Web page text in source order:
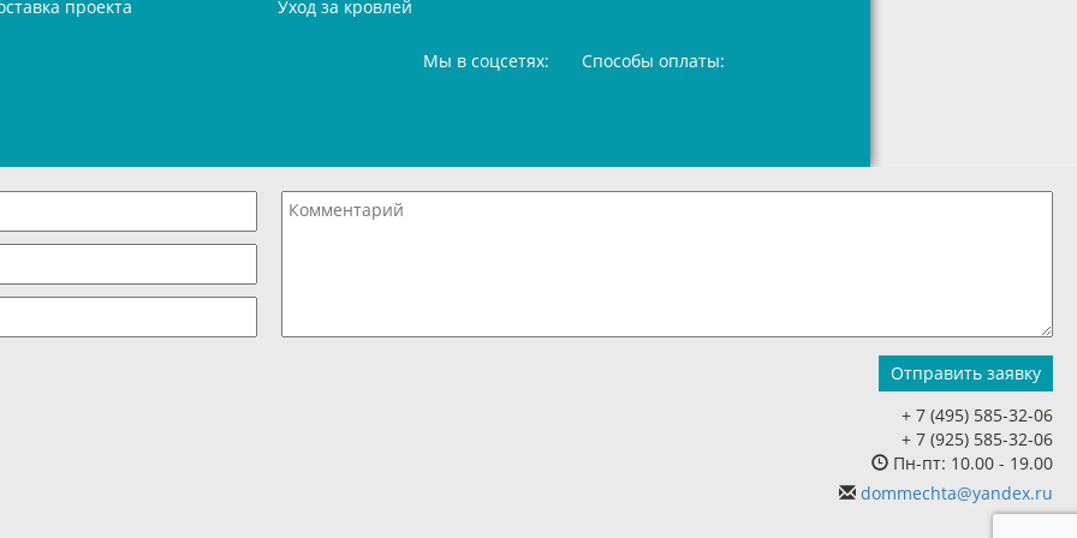
проекта Уход за кровлей
Мы в соцсетях: Способы оплаты:
+ 7 (495) 585-32-06
+ 7 (925) 585-32-06
Пн-пт: 10.00 - 19.00
dommechta@yandex.ru